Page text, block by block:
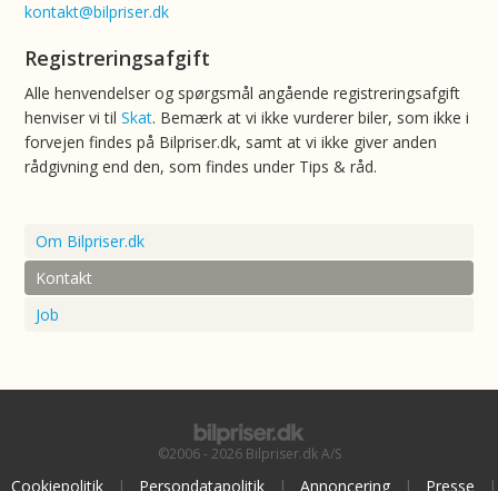
kontakt@bilpriser.dk
Registreringsafgift
Alle henvendelser og spørgsmål angående registreringsafgift
henviser vi tilSkat. Bemærk at vi ikke vurderer biler, som ikke i
forvejen findes på Bilpriser.dk, samt at vi ikke giver anden
rådgivning end den, som findes under Tips & råd.
Om Bilpriser.dk
Kontakt
Job
©2006 - 2026 Bilpriser.dk A/S
Cookiepolitik | Persondatapolitik | Annoncering | Presse |